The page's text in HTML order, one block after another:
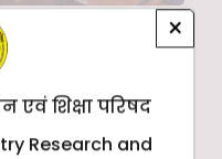
×
एवं शिक्षा परिषद
Research and